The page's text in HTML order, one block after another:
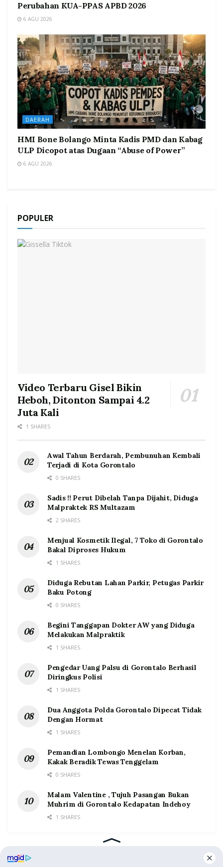
Perubahan KUA-PPAS APBD 2026
6 AGU 2026
DAERAH
HMI Bone Bolango Minta Kadis PMD dan Kabag
ULP Dicopot atas Dugaan “Abuse of Power”
6 AGU 2026
POPULER
Video Terbaru Gisel Bikin
Heboh, Ditonton Sampai 4.2
Juta Kali
1 SHARES
Awal Tahun Berdarah, Pembunuhan Kembali
Terjadi di Kota Gorontalo
0 SHARES
Sadis !! Perut Dibelah Tanpa Dijahit, Diduga
Malpraktek RS Multazam
2 SHARES
Menjual Kosmetik Ilegal, 7 Toko di Gorontalo
Bakal Diproses Hukum
1 SHARES
Diduga Rebutan Lahan Parkir, Petugas Parkir
Baku Potong
0 SHARES
Begini Tanggapan Dokter AW yang Diduga
Melakukan Malpraktik
1 SHARES
Pengedar Uang Palsu di Gorontalo Berhasil
Diringkus Polisi
1 SHARES
Dua Anggota Polda Gorontalo Dipecat Tidak
Dengan Hormat
1 SHARES
Pemandian Lombongo Menelan Korban,
Kakak Beradik Tewas Tenggelam
0 SHARES
Malam Valentine , Tujuh Pasangan Bukan
Muhrim di Gorontalo Kedapatan Indehoy
1 SHARES